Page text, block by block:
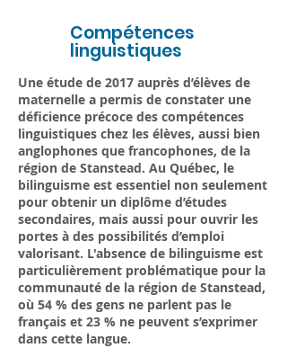
Compétences
linguistiques
Une étude de 2017 auprès d’élèves de
maternelle a permis de constater une
déficience précoce des compétences
linguistiques chez les élèves, aussi bien
anglophones que francophones, de la
région de Stanstead. Au Québec, le
bilinguisme est essentiel non seulement
pour obtenir un diplôme d’études
secondaires, mais aussi pour ouvrir les
portes à des possibilités d’emploi
valorisant. L'absence de bilinguisme est
particulièrement problématique pour la
communauté de la région de Stanstead,
où 54 % des gens ne parlent pas le
français et 23 % ne peuvent s’exprimer
dans cette langue.